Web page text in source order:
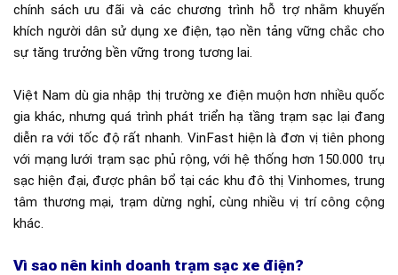
chính sách ưu đãi và các chương trình hỗ trợ nhằm khuyến
khích người dân sử dụng xe điện, tạo nền tảng vững chắc cho
sự tăng trưởng bền vững trong tương lai.
Việt Nam dù gia nhập thị trường xe điện muộn hơn nhiều quốc
gia khác, nhưng quá trình phát triển hạ tầng trạm sạc lại đang
diễn ra với tốc độ rất nhanh. VinFast hiện là đơn vị tiên phong
với mạng lưới trạm sạc phủ rộng, với hệ thống hơn 150.000 trụ
sạc hiện đại, được phân bổ tại các khu đô thị Vinhomes, trung
tâm thương mại, trạm dừng nghỉ, cùng nhiều vị trí công cộng
khác.
Vì sao nên kinh doanh trạm sạc xe điện?